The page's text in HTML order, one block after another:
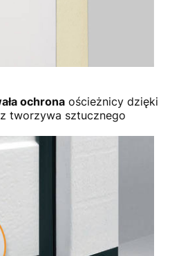
ochrona ościeżnicy dzięki
tworzywa sztucznego